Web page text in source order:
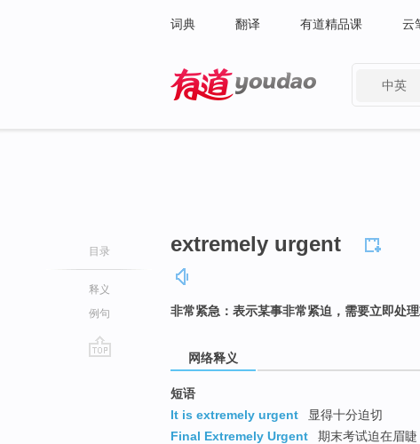
词典 翻译 有道精品课 云
中英
目录
释义
例句
extremely urgent
非常紧急：表示某事非常紧迫，需要立即处理
网络释义
短语
It is extremely urgent
显得十分迫切
Final Extremely Urgent
期末考试迫在眉睫